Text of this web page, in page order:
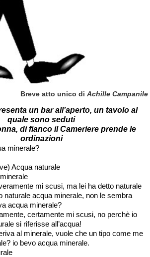
Breve atto unico di Achille Campanile
un bar all’aperto, un tavolo al
quale sono seduti
di fianco il Cameriere prende le
ordinazioni
minerale?
Acqua naturale
mi scusi, ma lei ha detto naturale
naturale acqua minerale, non le sembra
acqua minerale?
certamente mi scusi, no perchè io
si riferisse all’acqua!
al minerale, vuole che un tipo come me
io bevo acqua minerale.